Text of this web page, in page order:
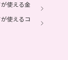
使える金
使えるコ